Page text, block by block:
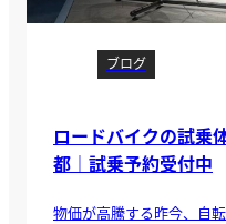
ブログ
ロードバイクの試乗
都｜試乗予約受付中
物価が高騰する昨今、自